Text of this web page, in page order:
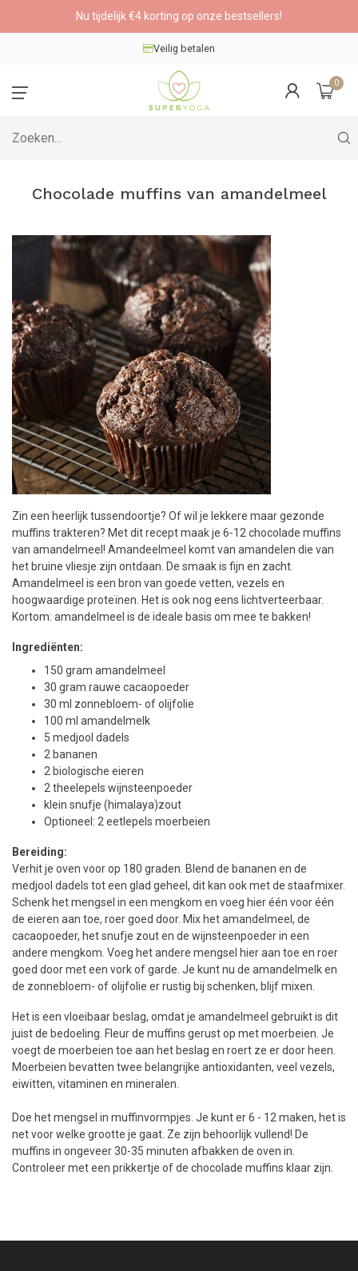
Nu tijdelijk €4 korting op onze bestsellers!
Veilig betalen
0
Chocolade muffins van amandelmeel
Zin een heerlijk tussendoortje? Of wil je lekkere maar gezonde
muffins trakteren? Met dit recept maak je 6-12 chocolade muffins
van amandelmeel! Amandeelmeel komt van amandelen die van
het bruine vliesje zijn ontdaan. De smaak is fijn en zacht.
Amandelmeel is een bron van goede vetten, vezels en
hoogwaardige proteïnen. Het is ook nog eens lichtverteerbaar.
Kortom: amandelmeel is de ideale basis om mee te bakken!
Ingrediënten:
150 gram amandelmeel
30 gram rauwe cacaopoeder
30 ml zonnebloem- of olijfolie
100 ml amandelmelk
5 medjool dadels
2 bananen
2 biologische eieren
2 theelepels wijnsteenpoeder
klein snufje (himalaya)zout
Optioneel: 2 eetlepels moerbeien
Bereiding:
Verhit je oven voor op 180 graden. Blend de bananen en de
medjool dadels tot een glad geheel, dit kan ook met de staafmixer.
Schenk het mengsel in een mengkom en voeg hier één voor één
de eieren aan toe, roer goed door. Mix het amandelmeel, de
cacaopoeder, het snufje zout en de wijnsteenpoeder in een
andere mengkom. Voeg het andere mengsel hier aan toe en roer
goed door met een vork of garde. Je kunt nu de amandelmelk en
de zonnebloem- of olijfolie er rustig bij schenken, blijf mixen.
Het is een vloeibaar beslag, omdat je amandelmeel gebruikt is dit
juist de bedoeling. Fleur de muffins gerust op met moerbeien. Je
voegt de moerbeien toe aan het beslag en roert ze er door heen.
Moerbeien bevatten twee belangrijke antioxidanten, veel vezels,
eiwitten, vitaminen en mineralen.
Doe het mengsel in muffinvormpjes. Je kunt er 6 - 12 maken, het is
net voor welke grootte je gaat. Ze zijn behoorlijk vullend! De
muffins in ongeveer 30-35 minuten afbakken de oven in.
Controleer met een prikkertje of de chocolade muffins klaar zijn.